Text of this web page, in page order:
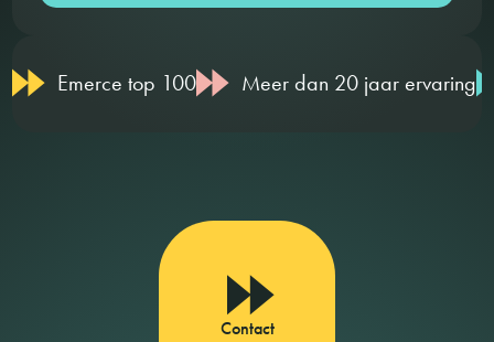
Emerce top 100 Meer dan 20 jaar ervaring
Contact